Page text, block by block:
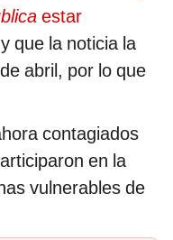
estar
y que la noticia la
abril, por lo que
contagiados
en la
vulnerables de